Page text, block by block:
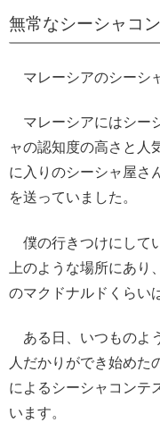
無常なシーシャコ
マレーシアのシーシ
マレーシアにはシー
ャの認知度の高さと人
に入りのシーシャ屋さ
を送っていました。
僕の行きつけにして
上のような場所にあ
のマクドナルドくらい
ある日、いつものよ
人だかりができ始めた
によるシーシャコンテ
います。